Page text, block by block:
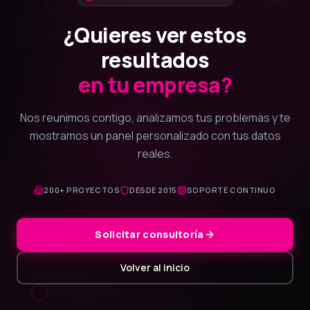
¿Quieres ver estos
resultados
en tu empresa?
Nos reunimos contigo, analizamos tus problemas y te
mostramos un panel personalizado con tus datos
reales.
200+ PROYECTOS DESDE 2015 SOPORTE CONTINUO
Solicitar consultoría
Volver al inicio